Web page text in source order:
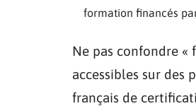
formation financés
Ne pas confondre «
accessibles sur des
français de